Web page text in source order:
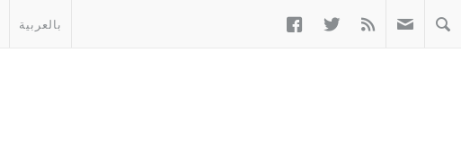
بالعربية   